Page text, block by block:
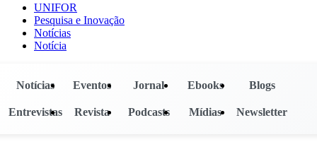
UNIFOR
Pesquisa e Inovação
Notícias
Notícia
Notícias Eventos Jornal Ebooks Blogs
Entrevistas Revista Podcasts Mídias Newsletter